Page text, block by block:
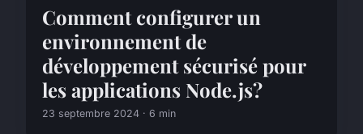
Comment configurer un
environnement de
développement sécurisé pour
les applications Node.js?
23 septembre 2024 · 6 min